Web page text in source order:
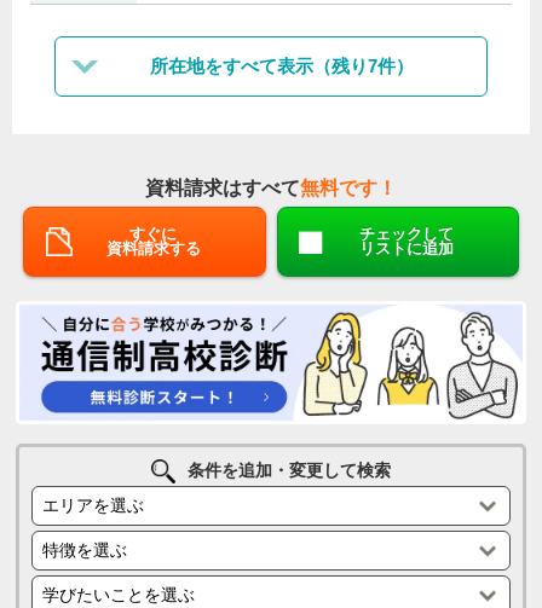
所在地をすべて表示（残り7件）
資料請求はすべて無料です！
すぐに
資料請求する
チェックして
リストに追加
条件を追加・変更して検索